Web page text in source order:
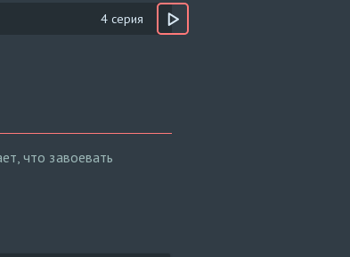
4 серия
что завоевать